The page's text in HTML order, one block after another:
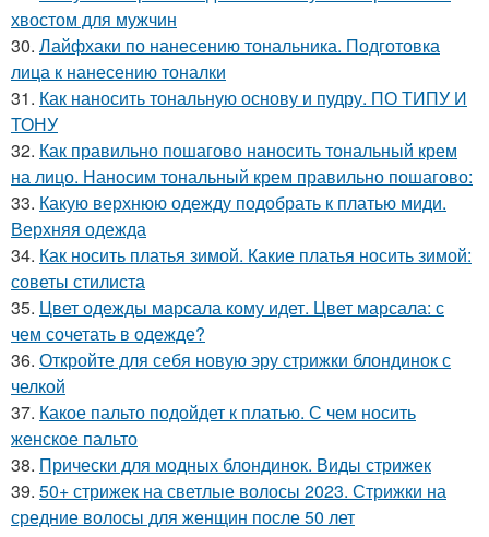
хвостом для мужчин
30. Лайфхаки по нанесению тональника. Подготовка
лица к нанесению тоналки
31. Как наносить тональную основу и пудру. ПО ТИПУ И
ТОНУ
32. Как правильно пошагово наносить тональный крем
на лицо. Наносим тональный крем правильно пошагово:
33. Какую верхнюю одежду подобрать к платью миди.
Верхняя одежда
34. Как носить платья зимой. Какие платья носить зимой:
советы стилиста
35. Цвет одежды марсала кому идет. Цвет марсала: с
чем сочетать в одежде?
36. Откройте для себя новую эру стрижки блондинок с
челкой
37. Какое пальто подойдет к платью. С чем носить
женское пальто
38. Прически для модных блондинок. Виды стрижек
39. 50+ стрижек на светлые волосы 2023. Стрижки на
средние волосы для женщин после 50 лет